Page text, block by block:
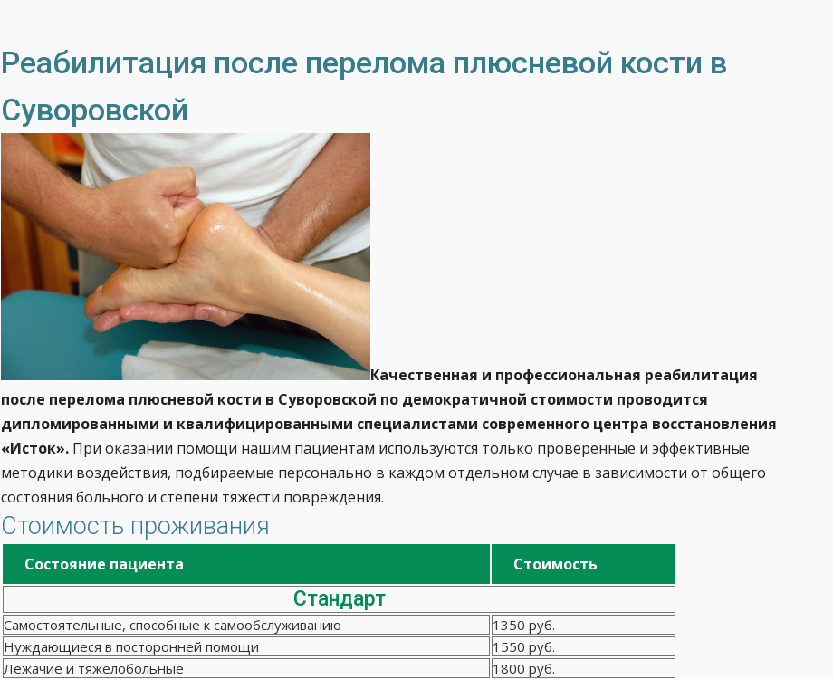
Реабилитация после перелома плюсневой кости в
Суворовской
Качественная и профессиональная реабилитация
после перелома плюсневой кости в Суворовской по демократичной стоимости проводится
дипломированными и квалифицированными специалистами современного центра восстановления
«Исток». При оказании помощи нашим пациентам используются только проверенные и эффективные
методики воздействия, подбираемые персонально в каждом отдельном случае в зависимости от общего
состояния больного и степени тяжести повреждения.
Стоимость проживания
Состояние пациента Стоимость
Стандарт
Самостоятельные, способные к самообслуживанию
1350 руб.
Нуждающиеся в посторонней помощи
1550 руб.
Лежачие и тяжелобольные
1800 руб.